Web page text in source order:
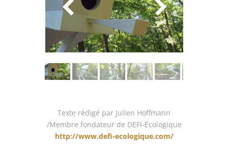
Texte rédigé par Julien Hoffmann
/Membre fondateur de DEFI-Écologique
http://www.defi-ecologique.com/